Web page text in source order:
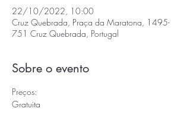
22/10/2022, 10:00
Cruz Quebrada, Praça da Maratona, 1495-
751 Cruz Quebrada, Portugal
Sobre o evento
Preços:
Gratuita